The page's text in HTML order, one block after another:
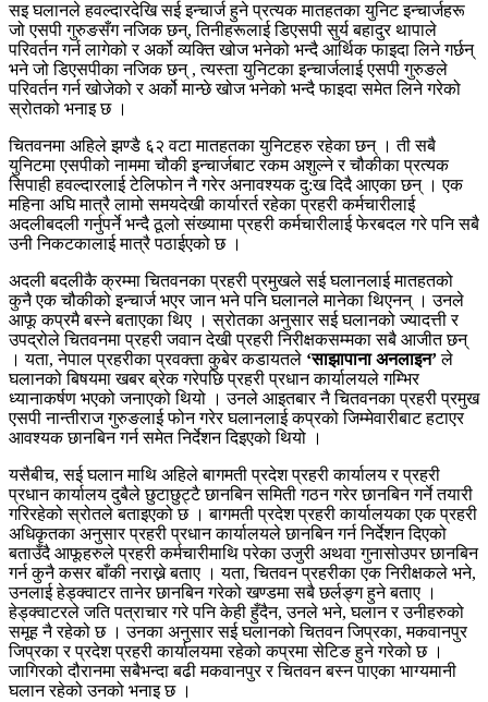
सइ घलानले हवल्दारदेखि सई इन्चार्ज हुने प्रत्यक मातहतका युनिट इन्चार्जहरू
जो एसपी गुरुङसँग नजिक छन्, तिनीहरूलाई डिएसपी सुर्य बहादुर थापाले
परिवर्तन गर्न लागेको र अर्को व्यक्ति खोज भनेको भन्दै आर्थिक फाइदा लिने गर्छन्
भने जो डिएसपीका नजिक छन् , त्यस्ता युनिटका इन्चार्जलाई एसपी गुरुङले
परिवर्तन गर्न खोजेको र अर्को मान्छे खोज भनेको भन्दै फाइदा समेत लिने गरेको
स्रोतको भनाइ छ ।
चितवनमा अहिले झण्डै ६२ वटा मातहतका युनिटहरु रहेका छन् । ती सबै
युनिटमा एसपीको नाममा चौकी इन्चार्जबाट रकम अशुल्ने र चौकीका प्रत्यक
सिपाही हवल्दारलाई टेलिफोन नै गरेर अनावश्यक दु:ख दिदै आएका छन् । एक
महिना अघि मात्रै लामो समयदेखी कार्यारर्त रहेका प्रहरी कर्मचारीलाई
अदलीबदली गर्नुपर्ने भन्दै ठूलो संख्यामा प्रहरी कर्मचारीलाई फेरबदल गरे पनि सबै
उनी निकटकालाई मात्रै पठाईएको छ ।
अदली बदलीकै क्रम्मा चितवनका प्रहरी प्रमुखले सई घलानलाई मातहतको
कुनै एक चौकीको इन्चार्ज भएर जान भने पनि घलानले मानेका थिएनन् । उनले
आफू कप्रमै बस्ने बताएका थिए । स्रोतका अनुसार सई घलानको ज्यादत्ती र
उपद्रोले चितवनमा प्रहरी जवान देखी प्रहरी निरीक्षकसम्मका सबै आजीत छन्
। यता, नेपाल प्रहरीका प्रवक्ता कुबेर कडायतले ‘साझापाना अनलाइन’ले
घलानको बिषयमा खबर ब्रेक गरेपछि प्रहरी प्रधान कार्यालयले गम्भिर
ध्यानाकर्षण भएको जनाएको थियो । उनले आइतबार नै चितवनका प्रहरी प्रमुख
एसपी नान्तीराज गुरुङलाई फोन गरेर घलानलाई कप्रको जिम्मेवारीबाट हटाएर
आवश्यक छानबिन गर्न समेत निर्देशन दिइएको थियो ।
यसैबीच, सई घलान माथि अहिले बागमती प्रदेश प्रहरी कार्यालय र प्रहरी
प्रधान कार्यालय दुबैले छुटाछुट्टै छानबिन समिती गठन गरेर छानबिन गर्ने तयारी
गरिरहेको स्रोतले बताइएको छ । बागमती प्रदेश प्रहरी कार्यालयका एक प्रहरी
अधिकृतका अनुसार प्रहरी प्रधान कार्यालयले छानबिन गर्न निर्देशन दिएको
बताउँदै आफूहरुले प्रहरी कर्मचारीमाथि परेका उजुरी अथवा गुनासोउपर छानबिन
गर्न कुनै कसर बाँकी नराख्ने बताए । यता, चितवन प्रहरीका एक निरीक्षकले भने,
उनलाई हेड्क्वाटर तानेर छानबिन गरेको खण्डमा सबै छर्लङ्ग हुने बताए ।
हेड्क्वाटरले जति पत्राचार गरे पनि केही हुँदैन, उनले भने, घलान र उनीहरुको
समूह नै रहेको छ । उनका अनुसार सई घलानको चितवन जिप्रका, मकवानपुर
जिप्रका र प्रदेश प्रहरी कार्यालयमा रहेको कप्रमा सेटिङ हुने गरेको छ ।
जागिरको दौरानमा सबैभन्दा बढी मकवानपुर र चितवन बस्न पाएका भाग्यमानी
घलान रहेको उनको भनाइ छ ।